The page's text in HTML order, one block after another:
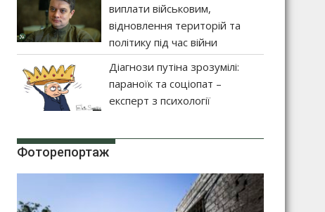
виплати військовим,
відновлення територій та
політику під час війни
Діагнози путіна зрозумілі:
параноїк та соціопат –
експерт з психології
Фоторепортаж